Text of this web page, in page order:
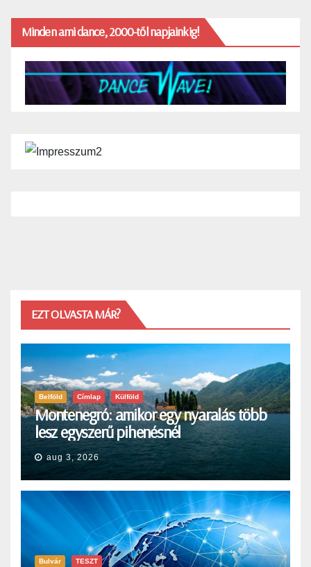
Minden ami dance, 2000-től napjainkig!
EZT OLVASTA MÁR?
Belföld Címlap Külföld
Montenegró: amikor egy nyaralás több
lesz egyszerű pihenésnél
aug 3, 2026
Bulvár TESZT